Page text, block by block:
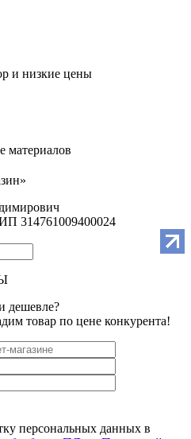
и низкие цены
материалов
314761009400024
дешевле?
товар по цене конкурента!
персональных данных в